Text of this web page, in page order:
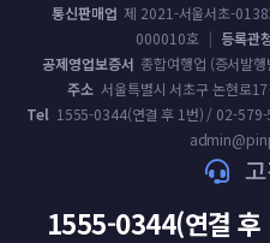
통신판매업 제 2021-서울서초-
000010호 | 등록관
공제영업보증서 종합여행업 (증서발
주소 서울특별시 서초구 논현로
Tel 1555-0344(연결 후 1번) / 02-579-
1555-0344(연결